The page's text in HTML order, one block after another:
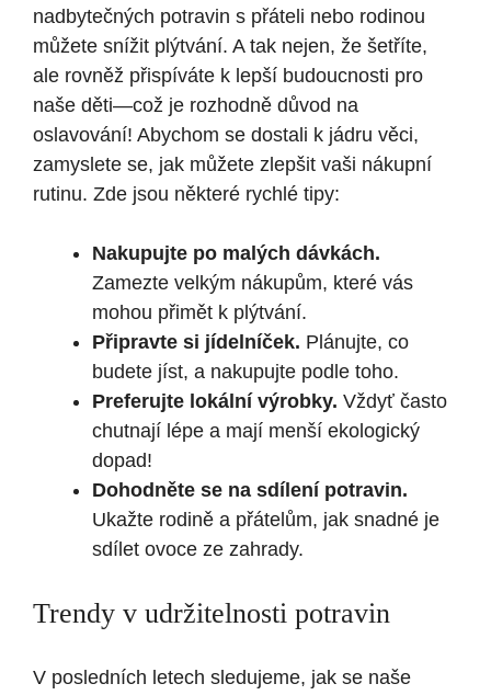
nadbytečných potravin s přáteli nebo rodinou
můžete snížit plýtvání. A tak nejen, že šetříte,
ale rovněž přispíváte k lepší budoucnosti pro
naše děti—což je rozhodně důvod na
oslavování! Abychom se dostali k jádru věci,
zamyslete se, jak můžete zlepšit vaši nákupní
rutinu. Zde jsou některé rychlé tipy:
Nakupujte po malých dávkách.
Zamezte velkým nákupům, které vás
mohou přimět k plýtvání.
Připravte si jídelníček. Plánujte, co
budete jíst, a nakupujte podle toho.
Preferujte lokální výrobky. Vždyť často
chutnají lépe a mají menší ekologický
dopad!
Dohodněte se na sdílení potravin.
Ukažte rodině a přátelům, jak snadné je
sdílet ovoce ze zahrady.
Trendy v udržitelnosti potravin
V posledních letech sledujeme, jak se naše